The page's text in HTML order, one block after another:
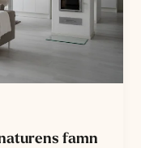
famn